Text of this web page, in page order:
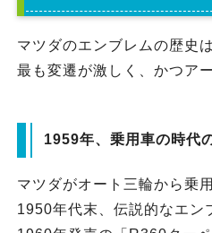
マツダのエンブレムの歴史
最も変遷が激しく、かつア
1959年、乗用車の時代
マツダがオート三輪から乗
1950年代末、伝説的なエン